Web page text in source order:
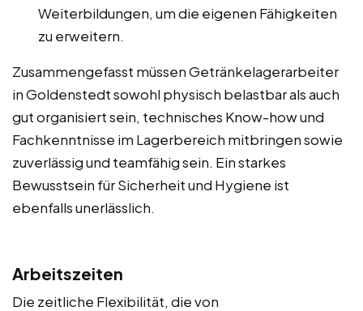
Weiterbildungen, um die eigenen Fähigkeiten
zu erweitern.
Zusammengefasst müssen Getränkelagerarbeiter
in Goldenstedt sowohl physisch belastbar als auch
gut organisiert sein, technisches Know-how und
Fachkenntnisse im Lagerbereich mitbringen sowie
zuverlässig und teamfähig sein. Ein starkes
Bewusstsein für Sicherheit und Hygiene ist
ebenfalls unerlässlich.
Arbeitszeiten
Die zeitliche Flexibilität, die von